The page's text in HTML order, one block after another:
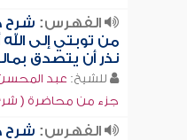
الفهرس: شرح
من توبتي إلى
نذر أن يتصدق
للشيخ: عبد المحسن
جزء من محاضرة ( شرح
الفهرس: شرح